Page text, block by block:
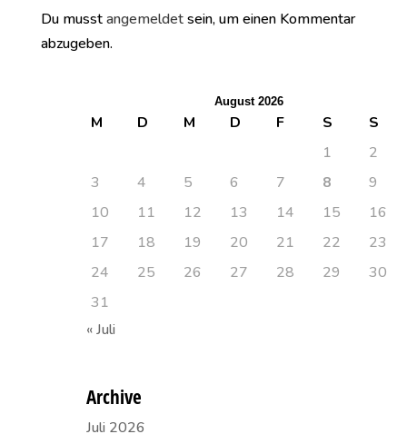
Du musstangemeldetsein, um einen Kommentar
abzugeben.
August 2026
M D M D F S
S
1
2
3
4 5 6 7 8
9
10
11 12 13 14 15
16
17
18 19 20 21 22
23
24
25 26 27 28 29
30
31
« Juli
Archive
Juli 2026